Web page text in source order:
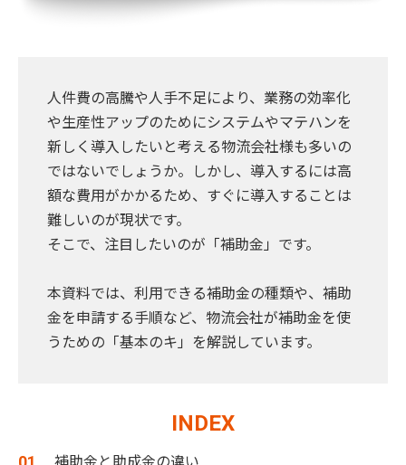
人件費の高騰や人手不足により、業務の効率化
や生産性アップのためにシステムやマテハンを
新しく導入したいと考える物流会社様も多いの
ではないでしょうか。しかし、導入するには高
額な費用がかかるため、すぐに導入することは
難しいのが現状です。
そこで、注目したいのが「補助金」です。
本資料では、利用できる補助金の種類や、補助
金を申請する手順など、物流会社が補助金を使
うための「基本のキ」を解説しています。
INDEX